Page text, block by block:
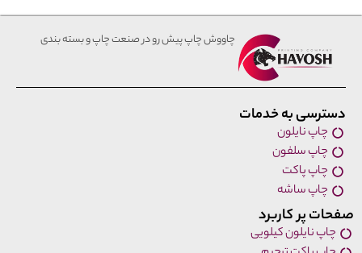
چاووش چاپ پیش رو در صنعت چاپ و بسته بندی
دسترسی به خدمات
چاپ نایلون
چاپ سلفون
چاپ پاکت
چاپ ساشه
صفحات پر کاربرد
چاپ نایلون کیلویی